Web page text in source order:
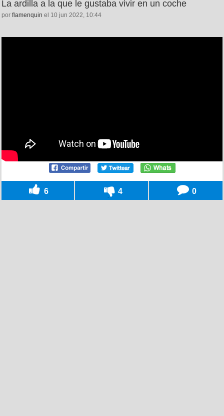
La ardilla a la que le gustaba vivir en un coche
por flamenquin el 10 jun 2022, 10:44
6 4 0